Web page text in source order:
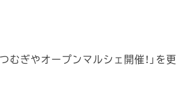
むぎやオープンマルシェ開催！」を更